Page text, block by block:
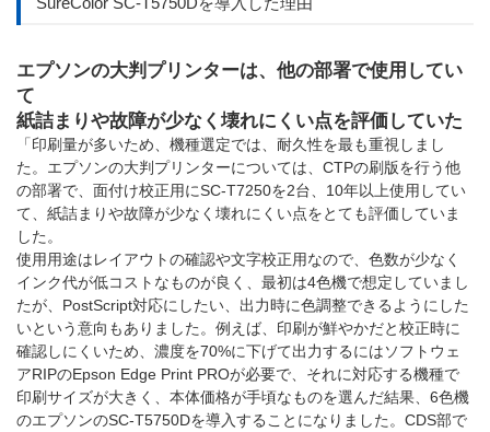
エプソンの大判プリンターは、他の部署で使用してい
て
紙詰まりや故障が少なく壊れにくい点を評価していた
「印刷量が多いため、機種選定では、耐久性を最も重視しまし
た。エプソンの大判プリンターについては、CTPの刷版を行う他
の部署で、面付け校正用にSC-T7250を2台、10年以上使用してい
て、紙詰まりや故障が少なく壊れにくい点をとても評価していま
した。
使用用途はレイアウトの確認や文字校正用なので、色数が少なく
インク代が低コストなものが良く、最初は4色機で想定していまし
たが、PostScript対応にしたい、出力時に色調整できるようにした
いという意向もありました。例えば、印刷が鮮やかだと校正時に
確認しにくいため、濃度を70%に下げて出力するにはソフトウェ
アRIPのEpson Edge Print PROが必要で、それに対応する機種で
印刷サイズが大きく、本体価格が手頃なものを選んだ結果、6色機
のエプソンのSC-T5750Dを導入することになりました。CDS部で